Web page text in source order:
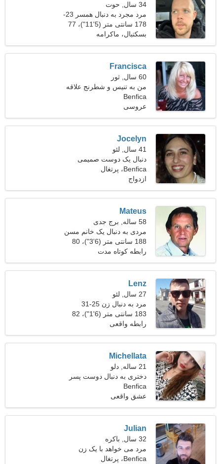
34 سال, حوت
مرد مجرد به دنبال همسر 23-
31
178 سانتی متر (5'11")، 77
کیلوگرم (169 پوند)
بسکتبال، ماکرامه
Francisca
60 سال, ثور
من به تنیس و شطرنج علاقه
دارم
Benfica
عروسی
Jocelyn
41 سال, لئو
دنبال یک دوست صمیمی
برای پیاده روی می گردم
Benfica، پرتغال
ازدواج
Mateus
58 ساله, برج جدی
مردی به دنبال یک خانم مسن
188 سانتی متر (6'3")، 80
کیلوگرم (176 پوند)
رابطه کوتاه مدت
Lenz
27 سال, لئو
مرد به دنبال زن 25-31
183 سانتی متر (6'1")، 82
کیلوگرم (180 پوند)
رابطه واقعی
Michellata
21 ساله, دلو
دختری به دنبال دوست پسر
Benfica
عشق واقعی
Julian
32 سال, باکره
مرد می خواهد با یک زن
ملاقات کند
Benfica، پرتغال